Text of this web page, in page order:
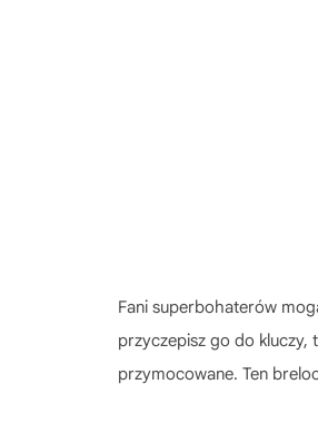
Fani superbohaterów
przyczepisz go do kluczy,
przymocowane. Ten